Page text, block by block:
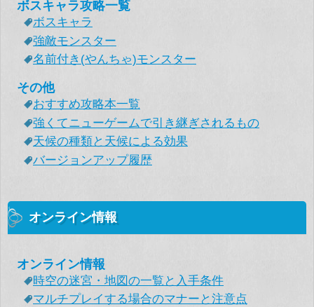
ボスキャラ攻略一覧
ボスキャラ
強敵モンスター
名前付き(やんちゃ)モンスター
その他
おすすめ攻略本一覧
強くてニューゲームで引き継ぎされるもの
天候の種類と天候による効果
バージョンアップ履歴
オンライン情報
オンライン情報
時空の迷宮・地図の一覧と入手条件
マルチプレイする場合のマナーと注意点